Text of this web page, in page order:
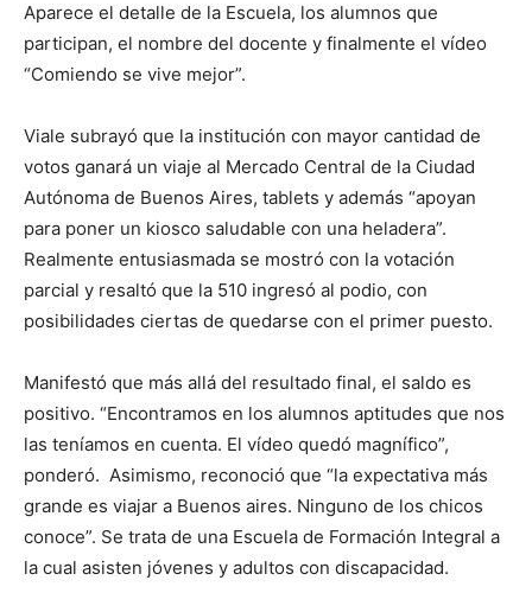
Aparece el detalle de la Escuela, los alumnos que
participan, el nombre del docente y finalmente el vídeo
“Comiendo se vive mejor”.
Viale subrayó que la institución con mayor cantidad de
votos ganará un viaje al Mercado Central de la Ciudad
Autónoma de Buenos Aires, tablets y además “apoyan
para poner un kiosco saludable con una heladera”.
Realmente entusiasmada se mostró con la votación
parcial y resaltó que la 510 ingresó al podio, con
posibilidades ciertas de quedarse con el primer puesto.
Manifestó que más allá del resultado final, el saldo es
positivo. “Encontramos en los alumnos aptitudes que nos
las teníamos en cuenta. El vídeo quedó magnífico”,
ponderó. Asimismo, reconoció que “la expectativa más
grande es viajar a Buenos aires. Ninguno de los chicos
conoce”. Se trata de una Escuela de Formación Integral a
la cual asisten jóvenes y adultos con discapacidad.